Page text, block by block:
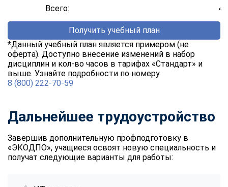
Всего:
Получить учебный план
*Данный учебный план является примером (не
оферта). Доступно внесение изменений в набор
дисциплин и кол-во часов в тарифах «Стандарт» и
выше. Узнайте подробности по номеру
8 (800) 222-70-59
Дальнейшее трудоустройство
Завершив дополнительную профподготовку в
«ЭКОДПО», учащиеся освоят новую специальность и
получат следующие варианты для работы:
ChatApp